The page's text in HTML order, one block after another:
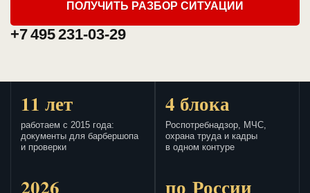
ПОЛУЧИТЬ РАЗБОР СИТУАЦИИ
+7 495 231-03-29
11 лет
работаем с 2015 года:
документы для барбершопа
и проверки
4 блока
Роспотребнадзор, МЧС,
охрана труда и кадры
в одном контуре
2026 по России